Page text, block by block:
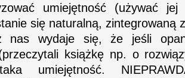
umiejętność (używać
się naturalną, zintegrowaną
nas wydaje się, że jeśli
książkę np. o
umiejętność.